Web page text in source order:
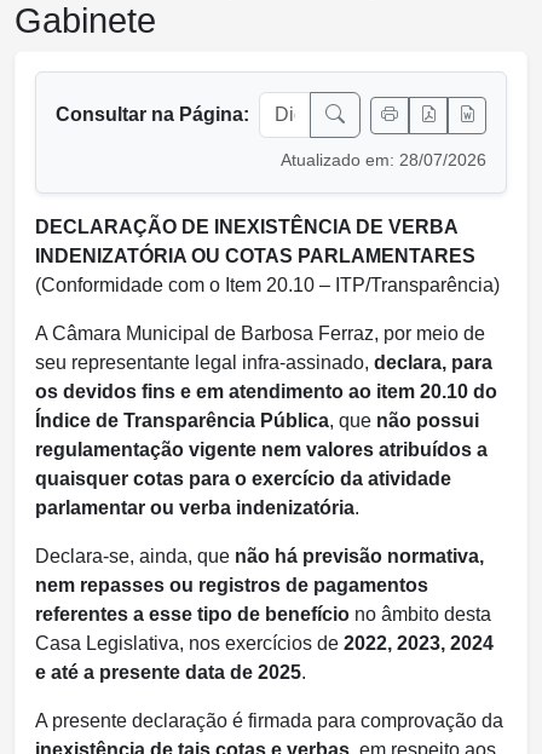
Gabinete
Consultar na Página:
Atualizado em: 28/07/2026
DECLARAÇÃO DE INEXISTÊNCIA DE VERBA
INDENIZATÓRIA OU COTAS PARLAMENTARES
(Conformidade com o Item 20.10 – ITP/Transparência)
A Câmara Municipal de Barbosa Ferraz, por meio de
seu representante legal infra-assinado, declara, para
os devidos fins e em atendimento ao item 20.10 do
Índice de Transparência Pública, que não possui
regulamentação vigente nem valores atribuídos a
quaisquer cotas para o exercício da atividade
parlamentar ou verba indenizatória.
Declara-se, ainda, que não há previsão normativa,
nem repasses ou registros de pagamentos
referentes a esse tipo de benefício no âmbito desta
Casa Legislativa, nos exercícios de 2022, 2023, 2024
e até a presente data de 2025.
A presente declaração é firmada para comprovação da
inexistência de tais cotas e verbas , em respeito aos